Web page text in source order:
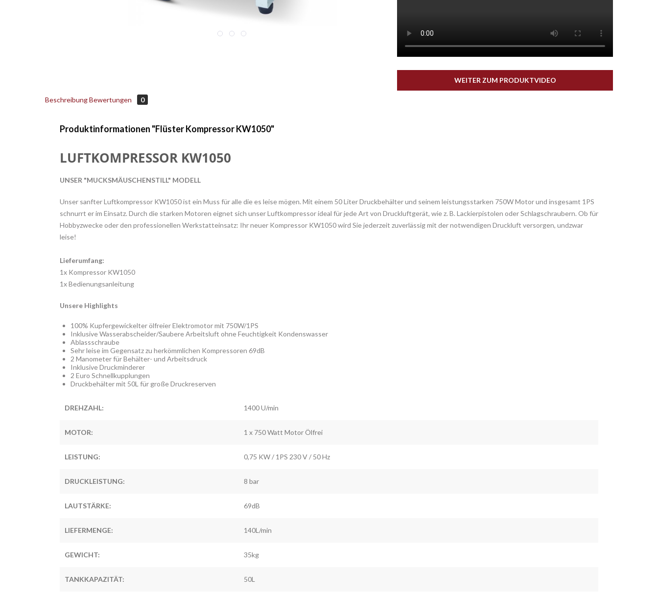
WEITER ZUM PRODUKTVIDEO
BeschreibungBewertungen 0
Produktinformationen "Flüster Kompressor KW1050"
LUFTKOMPRESSOR KW1050
UNSER "MUCKSMÄUSCHENSTILL" MODELL
Unser sanfter Luftkompressor KW1050 ist ein Muss für alle die es leise mögen. Mit einem 50 Liter Druckbehälter und seinem leistungsstarken 750W Motor und insgesamt 1PS
schnurrt er im Einsatz. Durch die starken Motoren eignet sich unser Luftkompressor ideal für jede Art von Druckluftgerät, wie z. B. Lackierpistolen oder Schlagschraubern. Ob für
Hobbyzwecke oder den professionellen Werkstatteinsatz: Ihr neuer Kompressor KW1050 wird Sie jederzeit zuverlässig mit der notwendigen Druckluft versorgen, undzwar
leise!
Lieferumfang:
1x Kompressor KW1050
1x Bedienungsanleitung
Unsere Highlights
100% Kupfergewickelter ölfreier Elektromotor mit 750W/1PS
Inklusive Wasserabscheider/Saubere Arbeitsluft ohne Feuchtigkeit Kondenswasser
Ablassschraube
Sehr leise im Gegensatz zu herkömmlichen Kompressoren 69dB
2 Manometer für Behälter- und Arbeitsdruck
Inklusive Druckminderer
2 Euro Schnellkupplungen
Druckbehälter mit 50L für große Druckreserven
DREHZAHL: 1400 U/min
MOTOR: 1 x 750 Watt Motor Ölfrei
LEISTUNG: 0,75 KW / 1PS 230 V / 50 Hz
DRUCKLEISTUNG: 8 bar
LAUTSTÄRKE: 69dB
LIEFERMENGE: 140L/min
GEWICHT: 35kg
TANKKAPAZITÄT: 50L